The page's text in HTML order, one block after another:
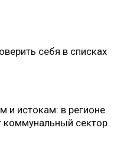
себя в списках
и истокам: в регионе
коммунальный сектор